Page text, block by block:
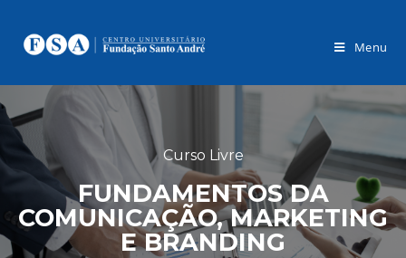
Menu
Curso Livre
FUNDAMENTOS DA
COMUNICAÇÃO, MARKETING
E BRANDING